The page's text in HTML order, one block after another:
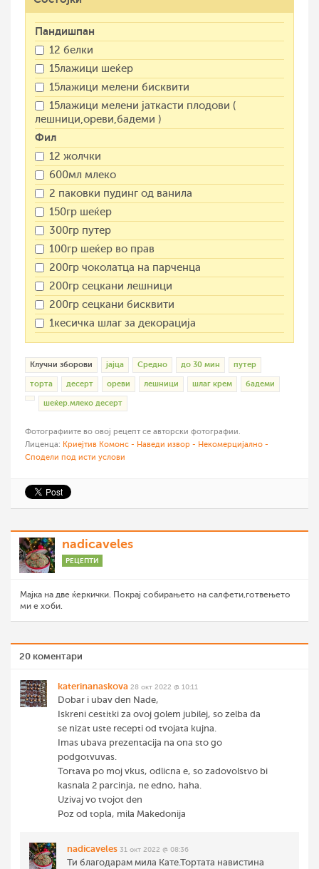
Пандишпан
12 белки
15лажици шеќер
15лажици мелени бисквити
15лажици мелени јаткасти плодови (
лешници,ореви,бадеми )
Фил
12 жолчки
600мл млеко
2 паковки пудинг од ванила
150гр шеќер
300гр путер
100гр шеќер во прав
200гр чоколатца на парченца
200гр сецкани лешници
200гр сецкани бисквити
1кесичка шлаг за декорација
Клучни зборови јајца Средно до 30 мин путер
торта десерт ореви лешници шлаг крем бадеми
шеќер.млеко десерт
Фотографиите во овој рецепт се авторски фотографии.
Лиценца: Криејтив Комонс - Наведи извор - Некомерцијално -
Сподели под исти услови
nadicaveles
РЕЦЕПТИ
Мајка на две ќеркички. Покрај собирањето на салфети,готвењето
ми е хоби.
20 коментари
katerinanaskova 28 окт 2022 @ 10:11
Dobar i ubav den Nade,
Iskreni cestitki za ovoj golem jubilej, so zelba da
se nizat uste recepti od tvojata kujna.
Imas ubava prezentacija na ona sto go
podgotvuvas.
Tortava po moj vkus, odlicna e, so zadovolstvo bi
kasnala 2 parcinja, ne edno, haha.
Uzivaj vo tvojot den
Poz od topla, mila Makedonija
nadicaveles 31 окт 2022 @ 08:36
Ти благодарам мила Кате.Тортата навистина